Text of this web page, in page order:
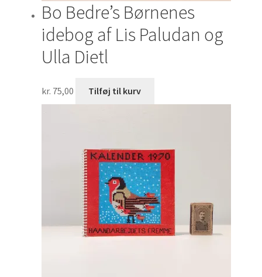
Bo Bedre’s Børnenes
idebog af Lis Paludan og
Ulla Dietl
kr. 75,00 Tilføj til kurv